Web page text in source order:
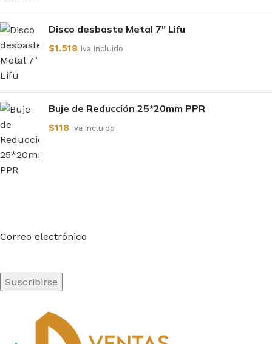
Disco desbaste Metal 7" Lifu
$1.518 Iva Incluido
Buje de Reducción 25*20mm PPR
$118 Iva Incluido
Correo electrónico